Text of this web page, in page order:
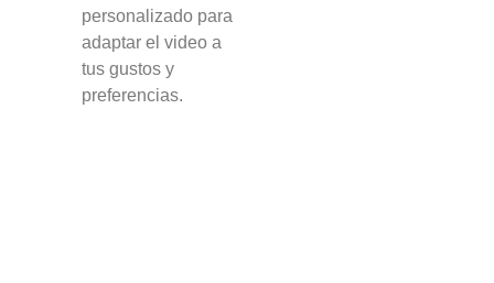
personalizado para
adaptar el video a
tus gustos y
preferencias.